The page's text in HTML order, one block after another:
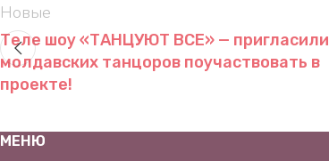
Новые
Теле шоу «ТАНЦУЮТ ВСЕ» — пригласили
молдавских танцоров поучаствовать в
проекте!
МЕНЮ